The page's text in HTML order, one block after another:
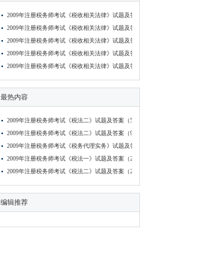
2009年注册税务师考试《税收相关法律》试题及答案
2009年注册税务师考试《税收相关法律》试题及答案
2009年注册税务师考试《税收相关法律》试题及答案
2009年注册税务师考试《税收相关法律》试题及答案
2009年注册税务师考试《税收相关法律》试题及答案
最热内容
2009年注册税务师考试《税法二》试题及答案（5）
2009年注册税务师考试《税法二》试题及答案（9）
2009年注册税务师考试《税务代理实务》试题及答案
2009年注册税务师考试《税法一》试题及答案（2）
2009年注册税务师考试《税法二》试题及答案（2）
编辑推荐